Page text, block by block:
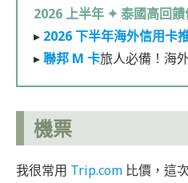
2026 上半年 ✦泰國高回
▸ 2026 下半年海外信用卡
▸聯邦 M 卡旅人必備！海
機票
我很常用 Trip.com 比價，這